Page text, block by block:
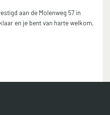
aan de Molenweg 57 in
en je bent van harte welkom,